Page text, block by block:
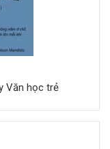
Văn học trẻ